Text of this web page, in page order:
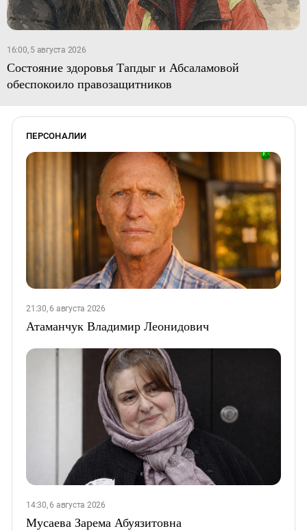
16:00, 5 августа 2026
Состояние здоровья Тапдыг и Абсаламовой
обеспокоило правозащитников
ПЕРСОНАЛИИ
21:30, 6 августа 2026
Атаманчук Владимир Леонидович
14:30, 6 августа 2026
Мусаева Зарема Абуязитовна